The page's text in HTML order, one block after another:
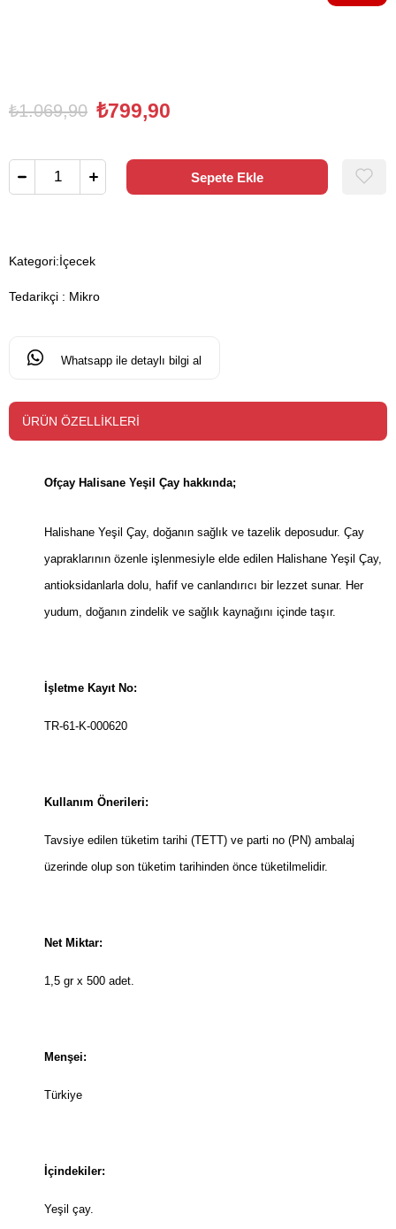
₺1.069,90 ₺799,90
Kategori:İçecek
Tedarikçi : Mikro
Whatsapp ile detaylı bilgi al
ÜRÜN ÖZELLIKLERI
Ofçay Halisane Yeşil Çay hakkında;
Halishane Yeşil Çay, doğanın sağlık ve tazelik deposudur. Çay
yapraklarının özenle işlenmesiyle elde edilen Halishane Yeşil Çay,
antioksidanlarla dolu, hafif ve canlandırıcı bir lezzet sunar. Her
yudum, doğanın zindelik ve sağlık kaynağını içinde taşır.
İşletme Kayıt No:
TR-61-K-000620
Kullanım Önerileri:
Tavsiye edilen tüketim tarihi (TETT) ve parti no (PN) ambalaj
üzerinde olup son tüketim tarihinden önce tüketilmelidir.
Net Miktar:
1,5 gr x 500 adet.
Menşei:
Türkiye
İçindekiler:
Yeşil çay.